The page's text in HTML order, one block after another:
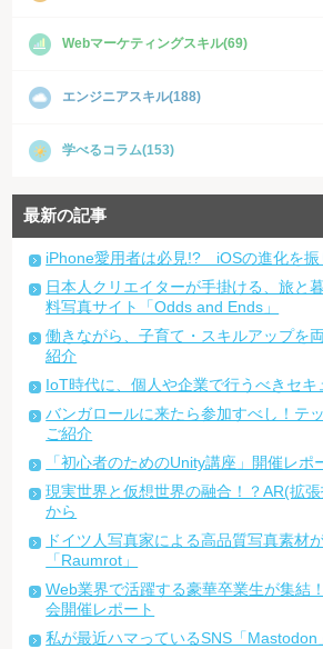
Webマーケティングスキル(69)
エンジニアスキル(188)
学べるコラム(153)
最新の記事
iPhone愛用者は必見!? iOSの進化を振
日本人クリエイターが手掛ける、旅と
料写真サイト「Odds and Ends」
働きながら、子育て・スキルアップを
紹介
IoT時代に、個人や企業で行うべきセキ
バンガロールに来たら参加すべし！テ
ご紹介
「初心者のためのUnity講座」開催レポ
現実世界と仮想世界の融合！？AR(拡
から
ドイツ人写真家による高品質写真素材
「Raumrot」
Web業界で活躍する豪華卒業生が集結
会開催レポート
私が最近ハマっているSNS「Mastodon